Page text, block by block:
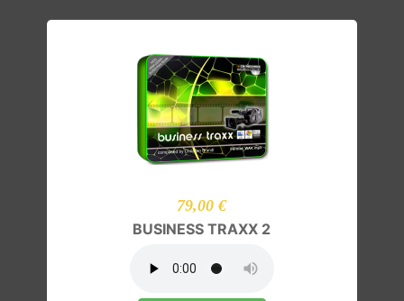
79,00 €
BUSINESS TRAXX 2